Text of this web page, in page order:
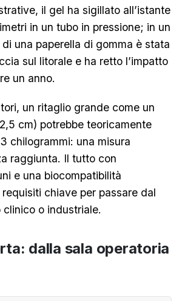
il gel ha sigillato all’istante
in un tubo in pressione; in un
una paperella di gomma è stata
sul litorale e ha retto l’impatto
un anno.
un ritaglio grande come un
cm) potrebbe teoricamente
chilogrammi: una misura
raggiunta. Il tutto con
e una biocompatibilità
chiave per passare dal
clinico o industriale.
dalla sala operatoria